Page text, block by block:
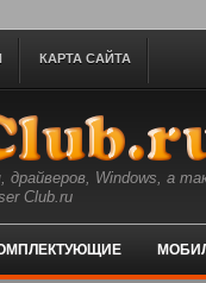
КАРТА САЙТА
Windows, а
Club.ru